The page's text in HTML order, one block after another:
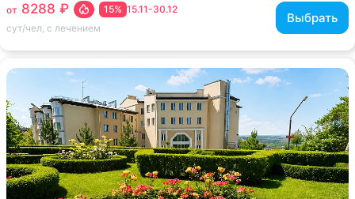
15.11-30.12
15%
от 8288 ₽
сут/чел, с лечением
Выбрать